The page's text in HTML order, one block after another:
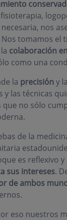
nos
tomamos el
colaboración
como una
la precisión y la
las técnicas
no sólo
de la
es reflexivo
sus intereses.
de ambos
eso nuestros